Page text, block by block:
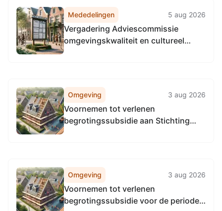
Mededelingen 5 aug 2026
Vergadering Adviescommissie
omgevingskwaliteit en cultureel
Omgeving 3 aug 2026
Voornemen tot verlenen
begrotingssubsidie aan Stichting
Omgeving 3 aug 2026
Voornemen tot verlenen
begrotingssubsidie voor de periode